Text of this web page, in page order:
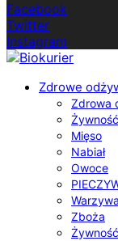
Facebook
Twitter
Instagram
Zdrowe
Zdrowa
Mięso
Nabiał
Owoce
Warzywa
Zboża